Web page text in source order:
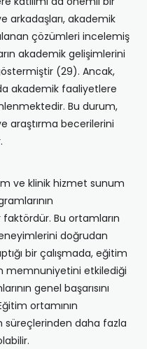
arkadaşları, akademik
çözümleri incelemiş
akademik gelişimlerini
(29). Ancak,
akademik faaliyetlere
Bu durum,
araştırma becerilerini
ve klinik hizmet sunum
Bu ortamların
doğrudan
bir çalışmada, eğitim
memnuniyetini etkilediği
genel başarısını
ortamının
süreçlerinden daha fazla